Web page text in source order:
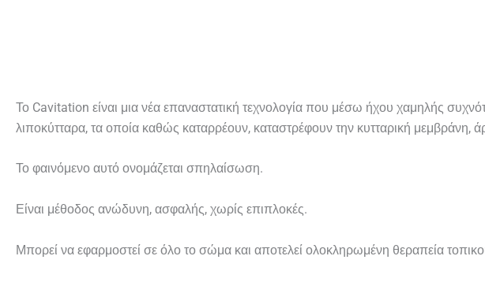
Το Cavitation είναι μια νέα επαναστατική τεχνολογία που μέσω ήχου χαμηλής
λιποκύτταρα, τα οποία καθώς καταρρέουν, καταστρέφουν την κυτταρική μεμβράνη,
Το φαινόμενο αυτό ονομάζεται σπηλαίσωση.
Είναι μέθοδος ανώδυνη, ασφαλής, χωρίς επιπλοκές.
Μπορεί να εφαρμοστεί σε όλο το σώμα και αποτελεί ολοκληρωμένη θεραπεία